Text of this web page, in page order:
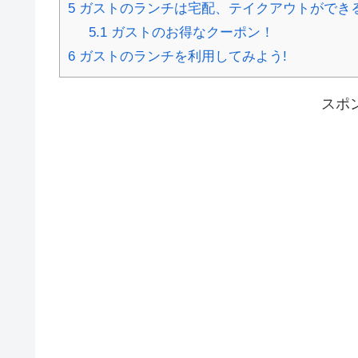
5 ガストのランチは宅配、テイクアウトができ
5.1ガストのお得なクーポン！
6 ガストのランチを利用してみよう!
スポ